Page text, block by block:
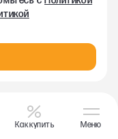
и ни при каких
определяемой
Как купить Меню